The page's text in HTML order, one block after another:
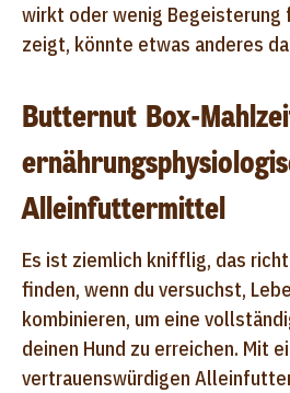
wirkt oder wenig Begeisterung
zeigt, könnte etwas anderes
Butternut Box-
Alleinfuttermittel
Es ist ziemlich knifflig, das
finden, wenn du versuchst,
kombinieren, um eine
deinen Hund zu erreichen. Mit
vertrauenswürdigen